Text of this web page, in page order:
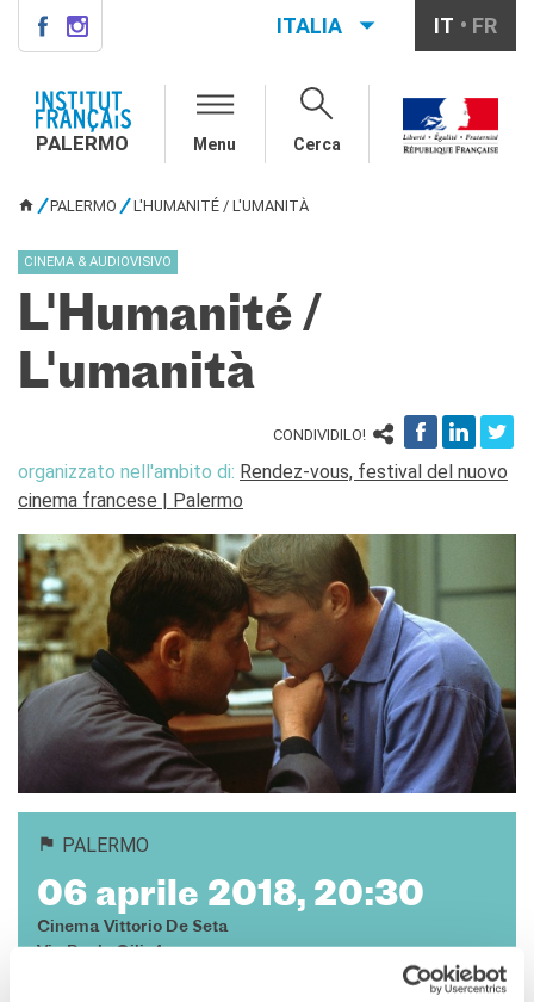
INSTITUT FRANÇAIS
PALERMO
Informazioni utili
AGENDA
Francese generale
Corsi su misura
DALF
Corsi per scuole
DIPLOMI E TEST
DELF-DALF
MEDIATECA
Culturethèque
PERCORSO IN FRANCESE
Attività per la classe
Certificazioni
Formazioni per docenti
UNIVERSITÀ
Cooperazione
ITALIA IT FR
PALERMO Menu Cerca
PALERMO L'HUMANITÉ / L'UMANITÀ
CINEMA & AUDIOVISIVO
L'Humanité /
L'umanità
CONDIVIDILO!
organizzato nell'ambito di: Rendez-vous, festival del nuovo
cinema francese | Palermo
PALERMO
06 aprile 2018, 20:30
Cinema Vittorio De Seta
Via Paolo Gili, 4